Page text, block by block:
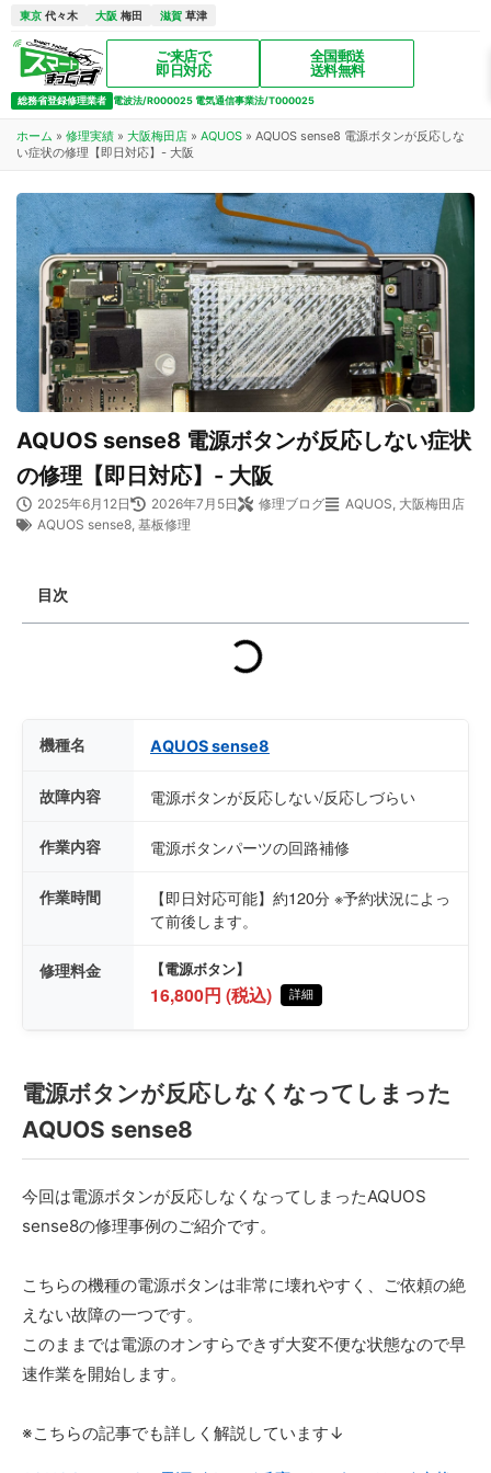
東京 代々木 大阪 梅田 滋賀 草津
ご来店で
即日対応
全国郵送
送料無料
総務省登録修理業者 電波法/R000025 電気通信事業法/T000025
ホーム » 修理実績 » 大阪梅田店 » AQUOS » AQUOS sense8 電源ボタンが反応しな
い症状の修理【即日対応】- 大阪
AQUOS sense8 電源ボタンが反応しない症状
の修理【即日対応】- 大阪
2025年6月12日 2026年7月5日 修理ブログ AQUOS, 大阪梅田店
AQUOS sense8, 基板修理
目次
機種名 AQUOS sense8
故障内容 電源ボタンが反応しない/反応しづらい
作業内容 電源ボタンパーツの回路補修
作業時間
【即日対応可能】約120分 ※予約状況によっ
て前後します。
修理料金 【電源ボタン】
16,800円 (税込) 詳細
電源ボタンが反応しなくなってしまった
AQUOS sense8
今回は電源ボタンが反応しなくなってしまったAQUOS
sense8の修理事例のご紹介です。
こちらの機種の電源ボタンは非常に壊れやすく、ご依頼の絶
えない故障の一つです。
このままでは電源のオンすらできず大変不便な状態なので早
速作業を開始します。
※こちらの記事でも詳しく解説しています↓